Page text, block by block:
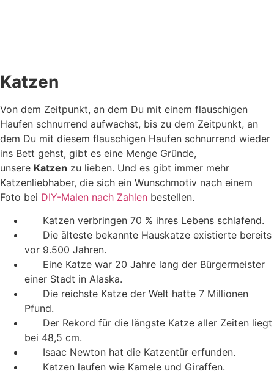
Katzen
Von dem Zeitpunkt, an dem Du mit einem flauschigen
Haufen schnurrend aufwachst, bis zu dem Zeitpunkt, an
dem Du mit diesem flauschigen Haufen schnurrend wieder
ins Bett gehst, gibt es eine Menge Gründe,
unsere Katzen zu lieben. Und es gibt immer mehr
Katzenliebhaber, die sich ein Wunschmotiv nach einem
Foto bei DIY-Malen nach Zahlen bestellen.
Katzen verbringen 70 % ihres Lebens schlafend.
Die älteste bekannte Hauskatze existierte bereits
vor 9.500 Jahren.
Eine Katze war 20 Jahre lang der Bürgermeister
einer Stadt in Alaska.
Die reichste Katze der Welt hatte 7 Millionen
Pfund.
Der Rekord für die längste Katze aller Zeiten liegt
bei 48,5 cm.
Isaac Newton hat die Katzentür erfunden.
Katzen laufen wie Kamele und Giraffen.